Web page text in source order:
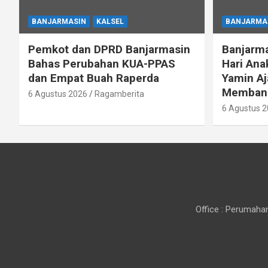
BANJARMASIN KALSEL
Pemkot dan DPRD Banjarmasin
Bahas Perubahan KUA-PPAS
dan Empat Buah Raperda
6 Agustus 2026 Ragamberita
Hari
Yamin
6 Agustus
Office :